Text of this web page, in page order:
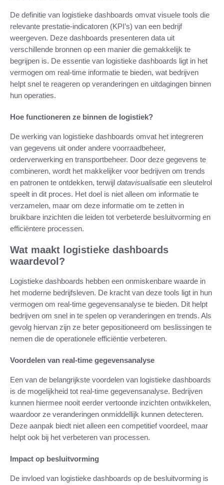
De definitie van logistieke dashboards omvat visuele tools die
relevante prestatie-indicatoren (KPI’s) van een bedrijf
weergeven. Deze dashboards presenteren data uit
verschillende bronnen op een manier die gemakkelijk te
begrijpen is. De essentie van logistieke dashboards ligt in het
vermogen om real-time informatie te bieden, wat bedrijven
helpt snel te reageren op veranderingen en uitdagingen binnen
hun operaties.
Hoe functioneren ze binnen de logistiek?
De werking van logistieke dashboards omvat het integreren
van gegevens uit onder andere voorraadbeheer,
orderverwerking en transportbeheer. Door deze gegevens te
combineren, wordt het makkelijker voor bedrijven om trends
en patronen te ontdekken, terwijl datavisualisatie een sleutelrol
speelt in dit proces. Het doel is niet alleen om informatie te
verzamelen, maar om deze informatie om te zetten in
bruikbare inzichten die leiden tot verbeterde besluitvorming en
efficiëntere processen.
Wat maakt logistieke dashboards
waardevol?
Logistieke dashboards hebben een onmiskenbare waarde in
het moderne bedrijfsleven. De kracht van deze tools ligt in hun
vermogen om real-time gegevensanalyse te bieden. Dit helpt
bedrijven om snel in te spelen op veranderingen en trends. Als
gevolg hiervan zijn ze beter gepositioneerd om beslissingen te
nemen die de operationele efficiëntie verbeteren.
Voordelen van real-time gegevensanalyse
Een van de belangrijkste voordelen van logistieke dashboards
is de mogelijkheid tot real-time gegevensanalyse. Bedrijven
kunnen hiermee nooit eerder vertoonde inzichten ontwikkelen,
waardoor ze veranderingen onmiddellijk kunnen detecteren.
Deze aanpak biedt niet alleen een competitief voordeel, maar
helpt ook bij het verbeteren van processen.
Impact op besluitvorming
De invloed van logistieke dashboards op de besluitvorming is